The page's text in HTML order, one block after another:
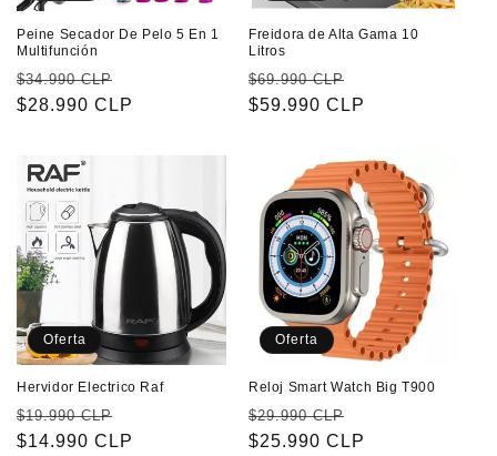
Peine Secador De Pelo 5 En 1
Multifunción
Precio
habitual
$34.990 CLP
de
$28.990 CLP
Freidora de Alta Gama 10
Litros
Precio
habitual
$69.990 CLP
de
$59.990 CLP
Oferta
Hervidor Electrico Raf
Precio
habitual
$19.990 CLP
de
$14.990 CLP
Oferta
Reloj Smart Watch Big T900
Precio
habitual
$29.990 CLP
de
$25.990 CLP